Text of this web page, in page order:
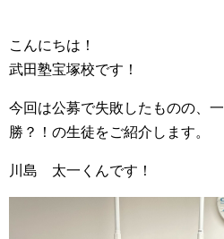
こんにちは！
武田塾宝塚校です！
今回は公募で失敗したものの、
勝？！の生徒をご紹介します。
川島 太一くんです！